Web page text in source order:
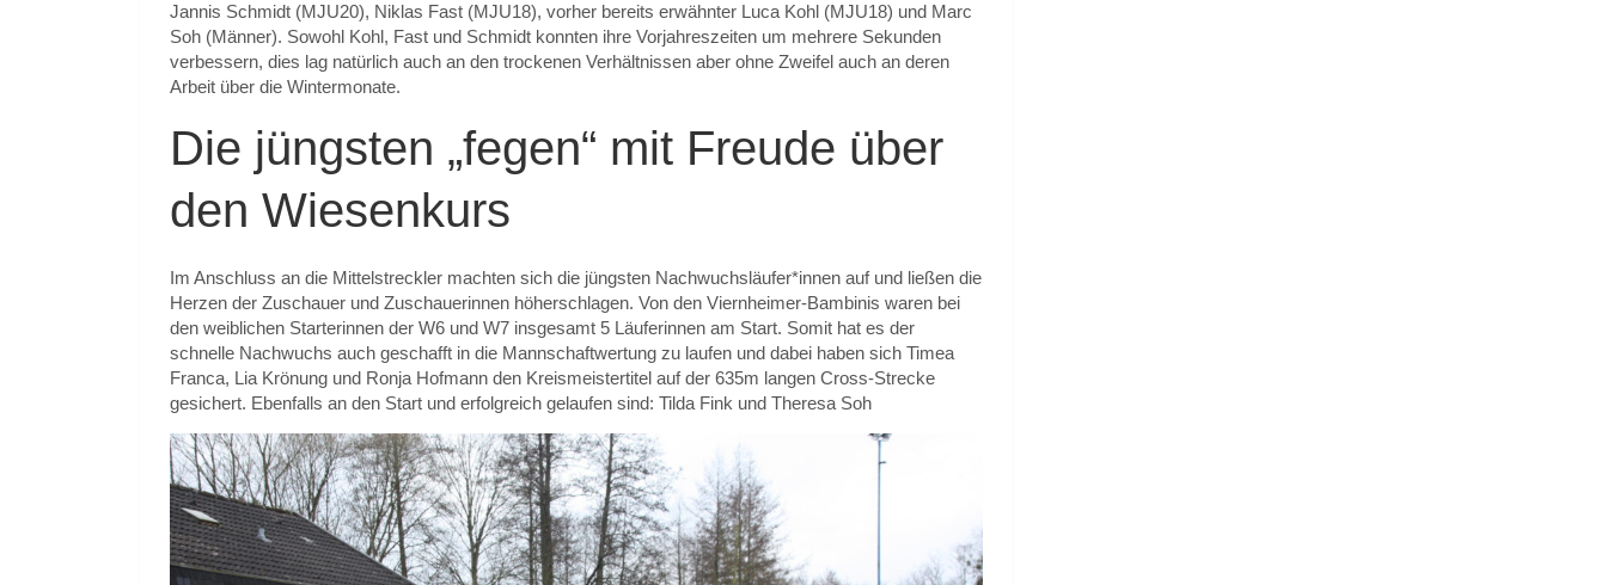
Jannis Schmidt (MJU20), Niklas Fast (MJU18), vorher bereits erwähnter Luca Kohl (MJU18) und Marc
Soh (Männer). Sowohl Kohl, Fast und Schmidt konnten ihre Vorjahreszeiten um mehrere Sekunden
verbessern, dies lag natürlich auch an den trockenen Verhältnissen aber ohne Zweifel auch an deren
Arbeit über die Wintermonate.
Die jüngsten „fegen“ mit Freude über
den Wiesenkurs
Im Anschluss an die Mittelstreckler machten sich die jüngsten Nachwuchsläufer*innen auf und ließen die
Herzen der Zuschauer und Zuschauerinnen höherschlagen. Von den Viernheimer-Bambinis waren bei
den weiblichen Starterinnen der W6 und W7 insgesamt 5 Läuferinnen am Start. Somit hat es der
schnelle Nachwuchs auch geschafft in die Mannschaftwertung zu laufen und dabei haben sich Timea
Franca, Lia Krönung und Ronja Hofmann den Kreismeistertitel auf der 635m langen Cross-Strecke
gesichert. Ebenfalls an den Start und erfolgreich gelaufen sind: Tilda Fink und Theresa Soh